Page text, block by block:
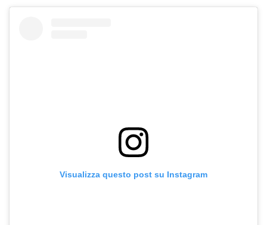
Visualizza questo post su Instagram